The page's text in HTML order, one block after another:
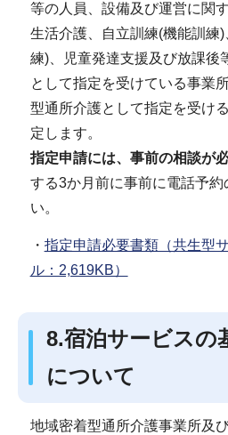
等の人員、設備及び運営に関
生活介護、自立訓練(機能訓練)
練)、児童発達支援及び放課後
として指定を受けている事業
型通所介護として指定を受け
定します。
指定申請には、事前の相談が必
する3か月前に事前に電話予約
い。
・ 指定申請必要書類（共生型
ル：2,619KB）
8.宿泊サービスの
について
地域密着型通所介護事業所及